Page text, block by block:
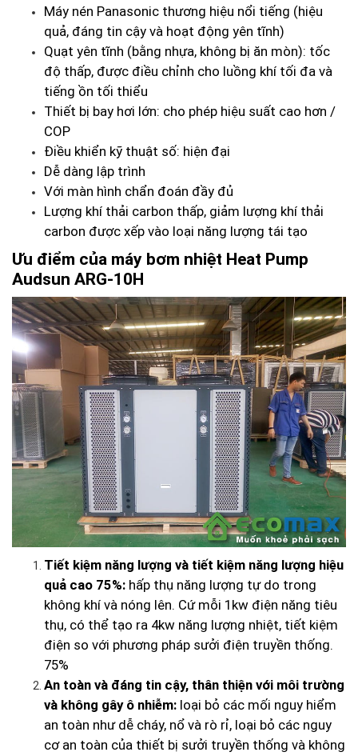
Máy nén Panasonic thương hiệu nổi tiếng (hiệu
quả, đáng tin cậy và hoạt động yên tĩnh)
Quạt yên tĩnh (bằng nhựa, không bị ăn mòn): tốc
độ thấp, được điều chỉnh cho luồng khí tối đa và
tiếng ồn tối thiểu
Thiết bị bay hơi lớn: cho phép hiệu suất cao hơn /
COP
Điều khiển kỹ thuật số: hiện đại
Dễ dàng lập trình
Với màn hình chẩn đoán đầy đủ
Lượng khí thải carbon thấp, giảm lượng khí thải
carbon được xếp vào loại năng lượng tái tạo
Ưu điểm của máy bơm nhiệt Heat Pump
Audsun ARG-10H
Tiết kiệm năng lượng và tiết kiệm năng lượng hiệu
quả cao 75%: hấp thụ năng lượng tự do trong
không khí và nóng lên. Cứ mỗi 1kw điện năng tiêu
thụ, có thể tạo ra 4kw năng lượng nhiệt, tiết kiệm
điện so với phương pháp sưởi điện truyền thống.
75%
An toàn và đáng tin cậy, thân thiện với môi trường
và không gây ô nhiễm: loại bỏ các mối nguy hiểm
an toàn như dễ cháy, nổ và rò rỉ, loại bỏ các nguy
cơ an toàn của thiết bị sưởi truyền thống và không